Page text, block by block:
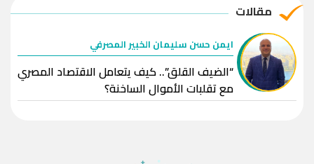
مقالات
ايمن حسن سليمان الخبير المصرفي
“الضيف القلق”.. كيف يتعامل الاقتصاد المصري
مع تقلبات الأموال الساخنة؟